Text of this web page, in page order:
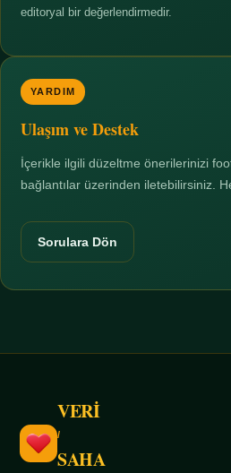
editoryal bir değerlendirmedir.
YARDIM
Ulaşım ve Destek
İçerikle ilgili düzeltme önerilerinizi
bağlantılar üzerinden iletebilirsiniz.
Sorulara Dön
VERİ
/
SAHA